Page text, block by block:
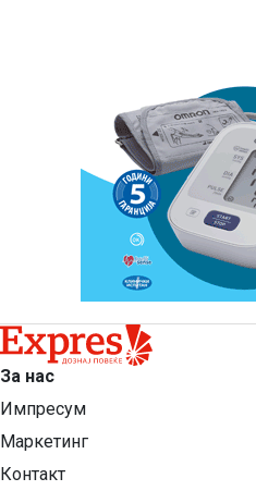
За нас
Импресум
Маркетинг
Контакт